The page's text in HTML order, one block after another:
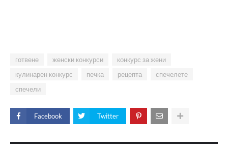
готвене женски конкурси
конкурс за жени
кулинарен конкурс
печка рецепта
спечелете
спечели
Facebook Twitter